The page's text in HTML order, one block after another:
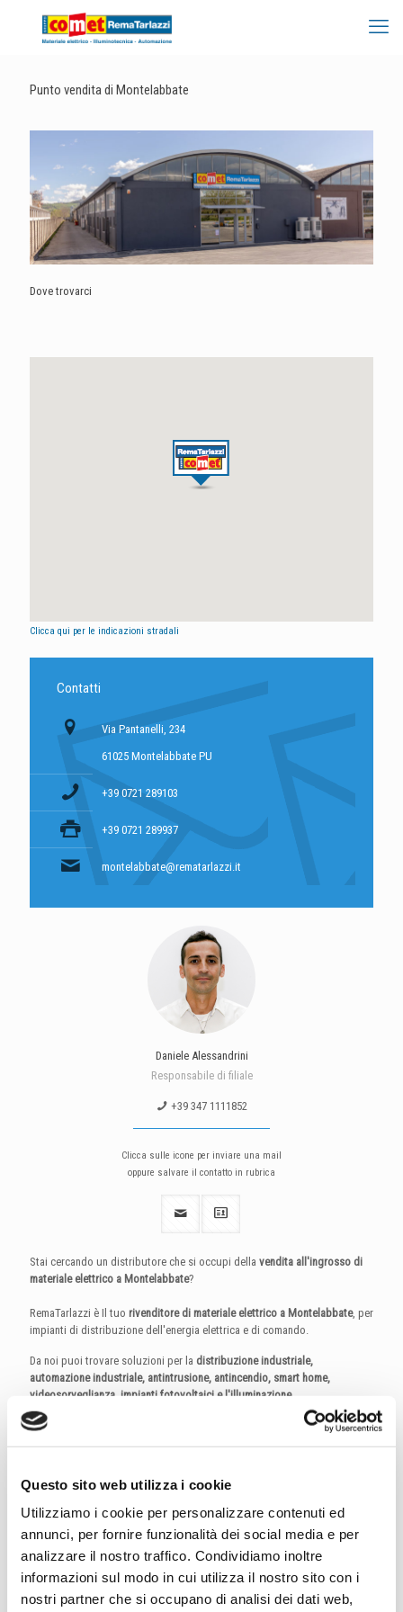
Questo sito web utilizza i cookie
Utilizziamo i cookie per personalizzare contenuti ed
annunci, per fornire funzionalità dei social media e per
analizzare il nostro traffico. Condividiamo inoltre
informazioni sul modo in cui utilizza il nostro sito con i
nostri partner che si occupano di analisi dei dati web,
Punto vendita di Montelabbate
Dove trovarci
Clicca qui per le indicazioni stradali
Contatti
Via Pantanelli, 234
61025 Montelabbate PU
+39 0721 289103
+39 0721 289937
montelabbate@rematarlazzi.it
Daniele Alessandrini
Responsabile di filiale
+39 347 1111852
Clicca sulle icone per inviare una mail
oppure salvare il contatto in rubrica
Stai cercando un distributore che si occupi della vendita all'ingrosso di
materiale elettrico a Montelabbate?
RemaTarlazzi è Il tuo rivenditore di materiale elettrico a Montelabbate, per
impianti di distribuzione dell'energia elettrica e di comando.
Da noi puoi trovare soluzioni per la distribuzione industriale,
automazione industriale, antintrusione, antincendio, smart home,
videosorveglianza, impianti fotovoltaici e l'illuminazione.
Ti aspettiamo nel nostro punto vendita per offrirti la consulenza di cui hai
Elettroforniture Montelabbate